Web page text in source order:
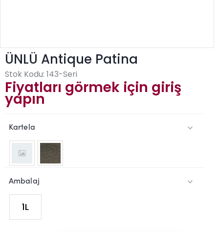
ÜNLÜ Antique Patina
Stok Kodu: 143-Seri
Fiyatları görmek için giriş
yapın
Kartela
Ambalaj
1L